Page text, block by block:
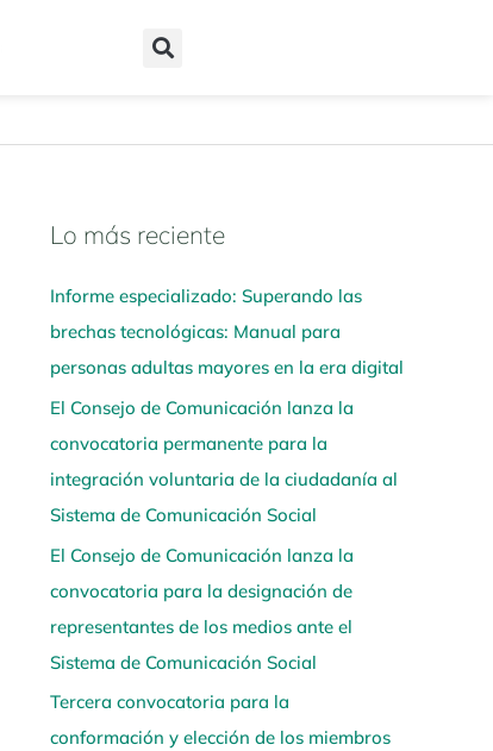
Lo más reciente
Informe especializado: Superando las
brechas tecnológicas: Manual para
personas adultas mayores en la era digital
El Consejo de Comunicación lanza la
convocatoria permanente para la
integración voluntaria de la ciudadanía al
Sistema de Comunicación Social
El Consejo de Comunicación lanza la
convocatoria para la designación de
representantes de los medios ante el
Sistema de Comunicación Social
Tercera convocatoria para la
conformación y elección de los miembros
N
v
e
g
a
a
q
u
í